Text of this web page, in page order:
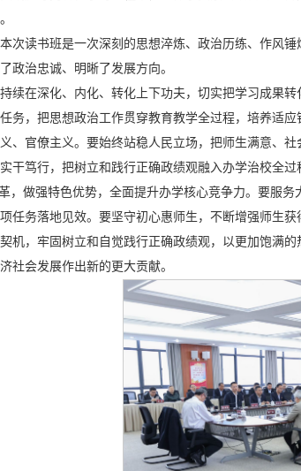
次读书班是一次深刻的思想淬炼、政治历练、作风
政治忠诚、明晰了发展方向。
续在深化、内化、转化上下功夫，切实把学习成果
务，把思想政治工作贯穿教育教学全过程，培养适
、官僚主义。要始终站稳人民立场，把师生满意、
干笃行，把树立和践行正确政绩观融入办学治校全
，做强特色优势，全面提升办学核心竞争力。要服
任务落地见效。要坚守初心惠师生，不断增强师生
机，牢固树立和自觉践行正确政绩观，以更加饱满
社会发展作出新的更大贡献。